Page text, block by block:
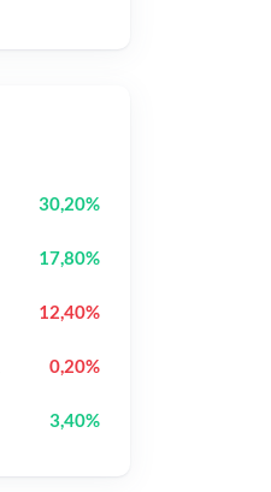
30,20%
17,80%
12,40%
0,20%
3,40%